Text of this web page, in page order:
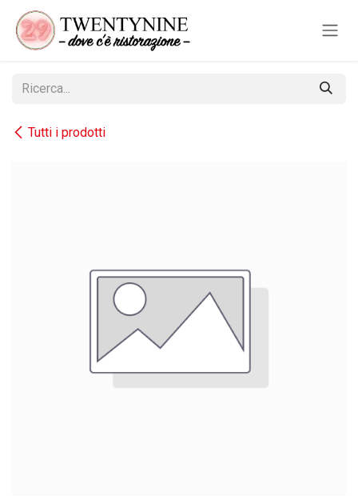
Passa al contenuto
Tutti i prodotti